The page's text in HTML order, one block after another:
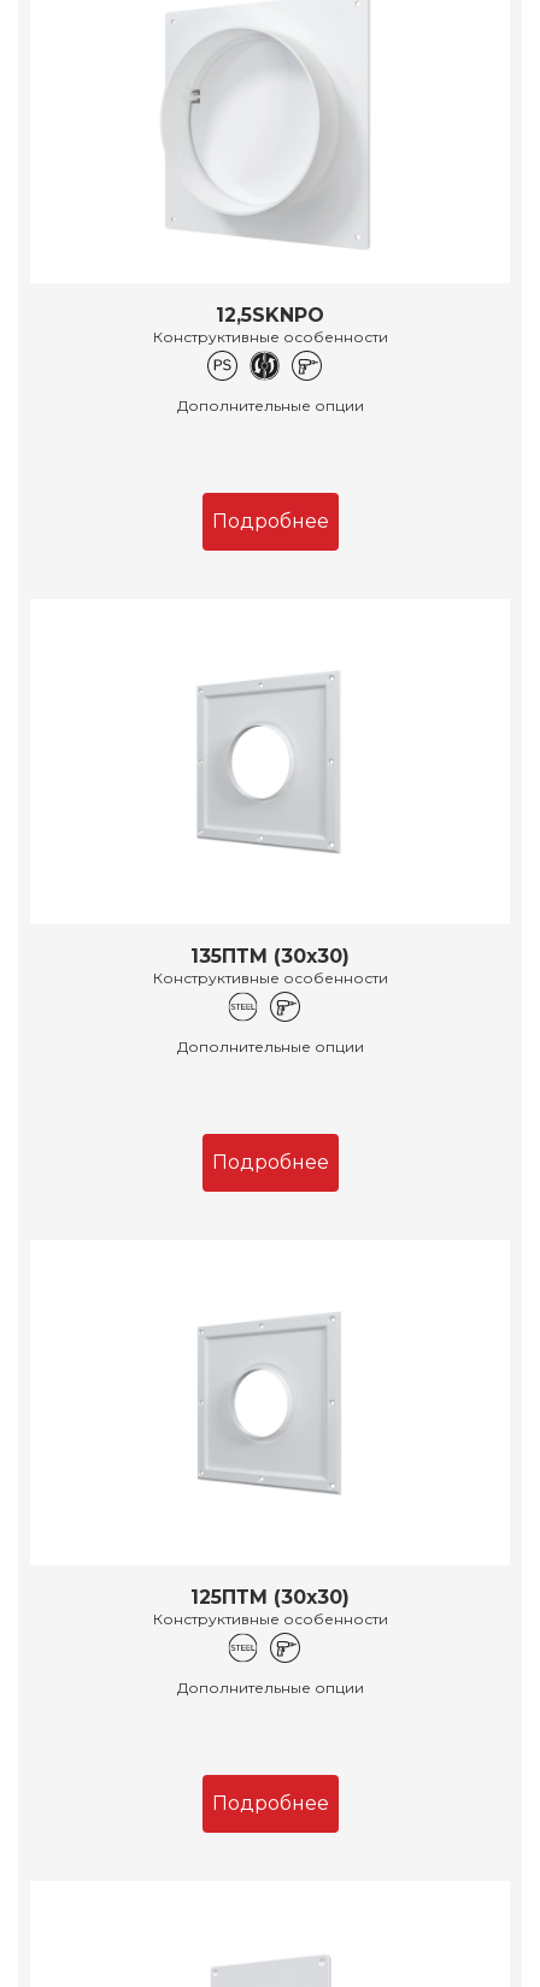
12,5SKNPO
Конструктивные особенности
Дополнительные опции
Подробнее
135ПТМ (30х30)
Конструктивные особенности
Дополнительные опции
Подробнее
125ПТМ (30х30)
Конструктивные особенности
Дополнительные опции
Подробнее